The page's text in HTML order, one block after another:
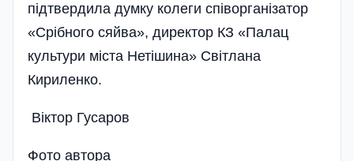
підтвердила думку колеги співорганізатор
«Срібного сяйва», директор КЗ «Палац
культури міста Нетішина» Світлана
Кириленко.
Віктор Гусаров
Фото автора